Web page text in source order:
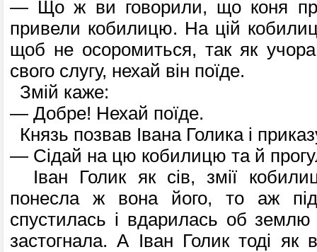
— Що ж ви говорили, що коня
привели кобилицю. На цій
щоб не осоромиться, так як
свого слугу, нехай він поїде.
Змій каже:
— Добре! Нехай поїде.
Князь позвав Івана Голика і
— Сідай на цю кобилицю та й
Іван Голик як сів, змії
понесла ж вона його, то аж
спустилась і вдарилась об
застогнала. А Іван Голик тоді як